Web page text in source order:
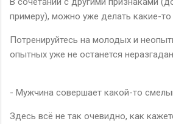
примеру), можно уже делать какие-
Потренируйтесь на молодых и
опытных уже не останется
- Мужчина совершает какой-то
Здесь всё не так очевидно, как